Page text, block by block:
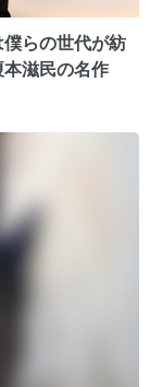
らの世代が紡
滋民の名作